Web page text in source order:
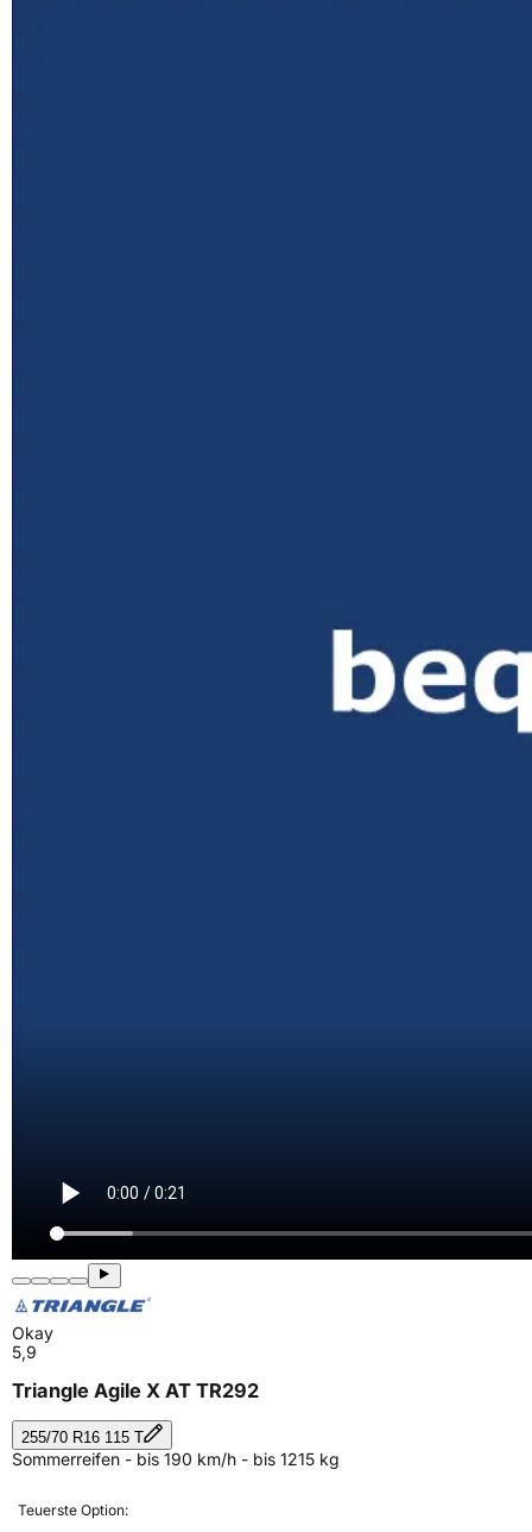
Okay
5,9
Triangle Agile X AT TR292
255/70 R16 115 T
Sommerreifen - bis 190 km/h - bis 1215 kg
Teuerste Option: